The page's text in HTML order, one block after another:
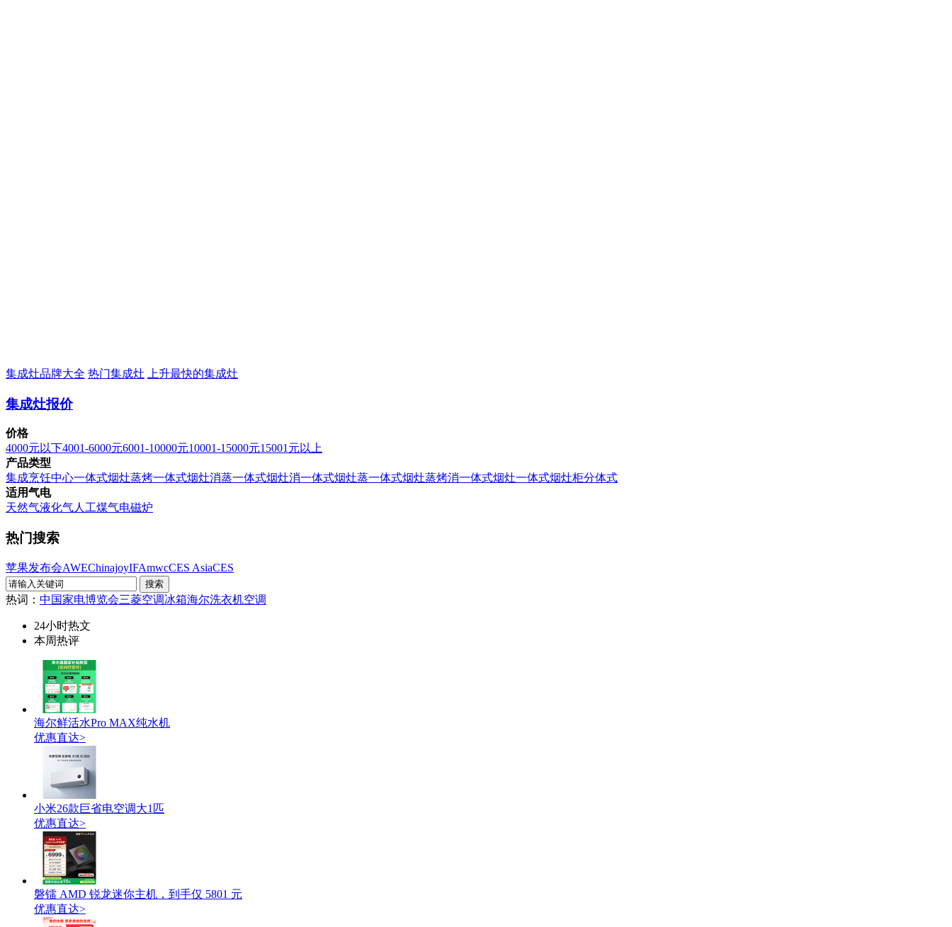
集成灶品牌大全 热门集成灶 上升最快的集成灶
集成灶报价
价格
4000元以下4001-6000元6001-10000元10001-15000元15001元以上
产品类型
集成烹饪中心一体式烟灶蒸烤一体式烟灶消蒸一体式烟灶消一体式烟灶蒸一体式烟灶蒸烤消一体式烟灶一体式烟灶柜分体式
适用气电
天然气液化气人工煤气电磁炉
热门搜索
苹果发布会AWEChinajoyIFAmwcCES AsiaCES
热词： 中国家电博览会三菱空调冰箱海尔洗衣机空调
24小时热文
本周热评
海尔鲜活水Pro MAX纯水机
优惠直达>
小米26款巨省电空调大1匹
优惠直达>
磐镭 AMD 锐龙迷你主机，到手仅 5801 元
优惠直达>